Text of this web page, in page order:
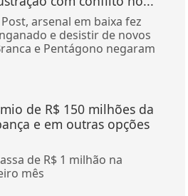
arsenal em baixa fez
e desistir de novos
e Pentágono negaram
de R$ 150 milhões da
e em outras opções
de R$ 1 milhão na
mês